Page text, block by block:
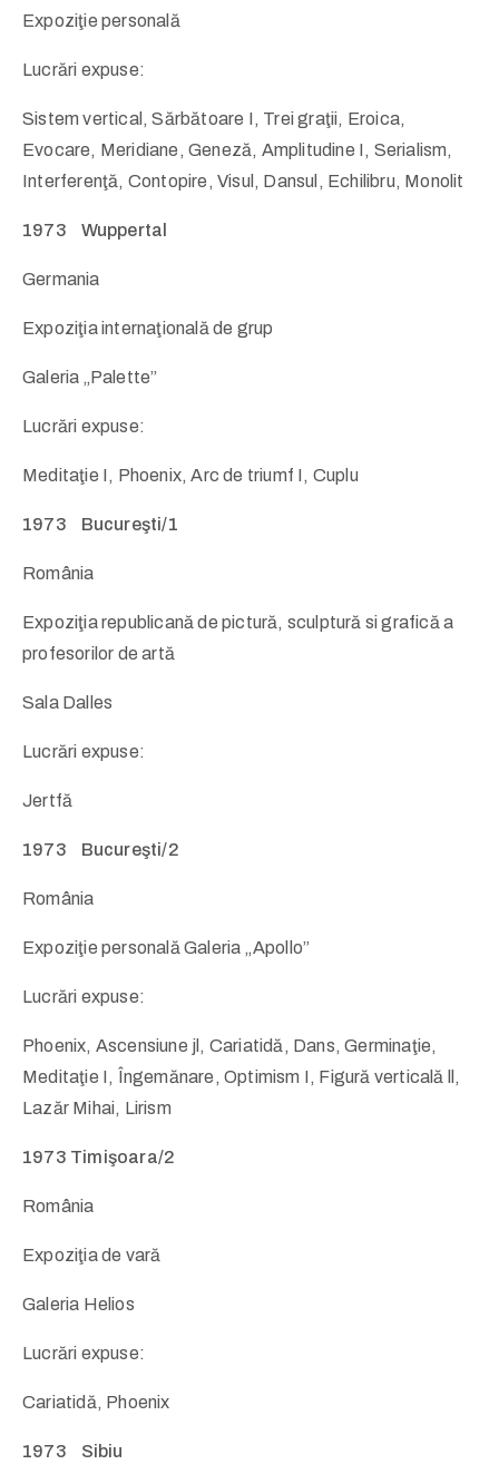
Expoziţie personală
Lucrări expuse:
Sistem vertical, Sărbătoare I, Trei graţii, Eroica,
Evocare, Meridiane, Geneză, Amplitudine I, Serialism,
Interferenţă, Contopire, Visul, Dansul, Echilibru, Monolit
1973 Wuppertal
Germania
Expoziţia internaţională de grup
Galeria „Palette”
Lucrări expuse:
Meditaţie I, Phoenix, Arc de triumf I, Cuplu
1973 Bucureşti/1
România
Expoziţia republicană de pictură, sculptură si grafică a
profesorilor de artă
Sala Dalles
Lucrări expuse:
Jertfă
1973 Bucureşti/2
România
Expoziţie personală Galeria „Apollo”
Lucrări expuse:
Phoenix, Ascensiune jl, Cariatidă, Dans, Germinaţie,
Meditaţie I, Îngemănare, Optimism I, Figură verticală ll,
Lazăr Mihai, Lirism
1973 Timişoara/2
România
Expoziţia de vară
Galeria Helios
Lucrări expuse:
Cariatidă, Phoenix
1973 Sibiu